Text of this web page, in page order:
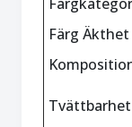
Färg Äkthet
Tvättbarhet